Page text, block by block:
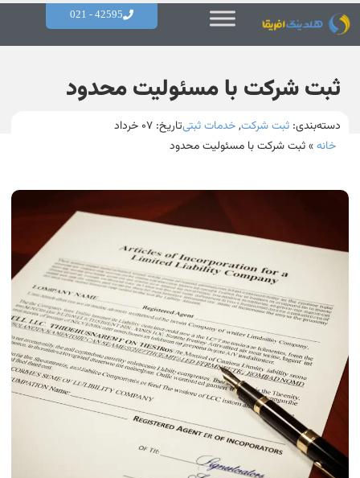
42595 - 021
ثبت شرکت با مسئولیت محدود
دسته‌بندی: ثبت شرکت,خدمات ثبتیتاریخ:
خانه»ثبت شرکت با مسئولیت محدود